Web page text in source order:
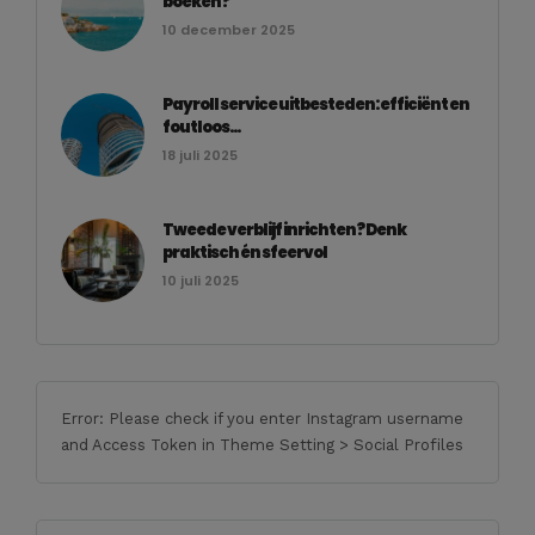
10 december 2025
Payroll service uitbesteden: efficiënt en
foutloos...
18 juli 2025
Tweede verblijf inrichten? Denk
praktisch én sfeervol
10 juli 2025
Error: Please check if you enter Instagram username
and Access Token in Theme Setting > Social Profiles